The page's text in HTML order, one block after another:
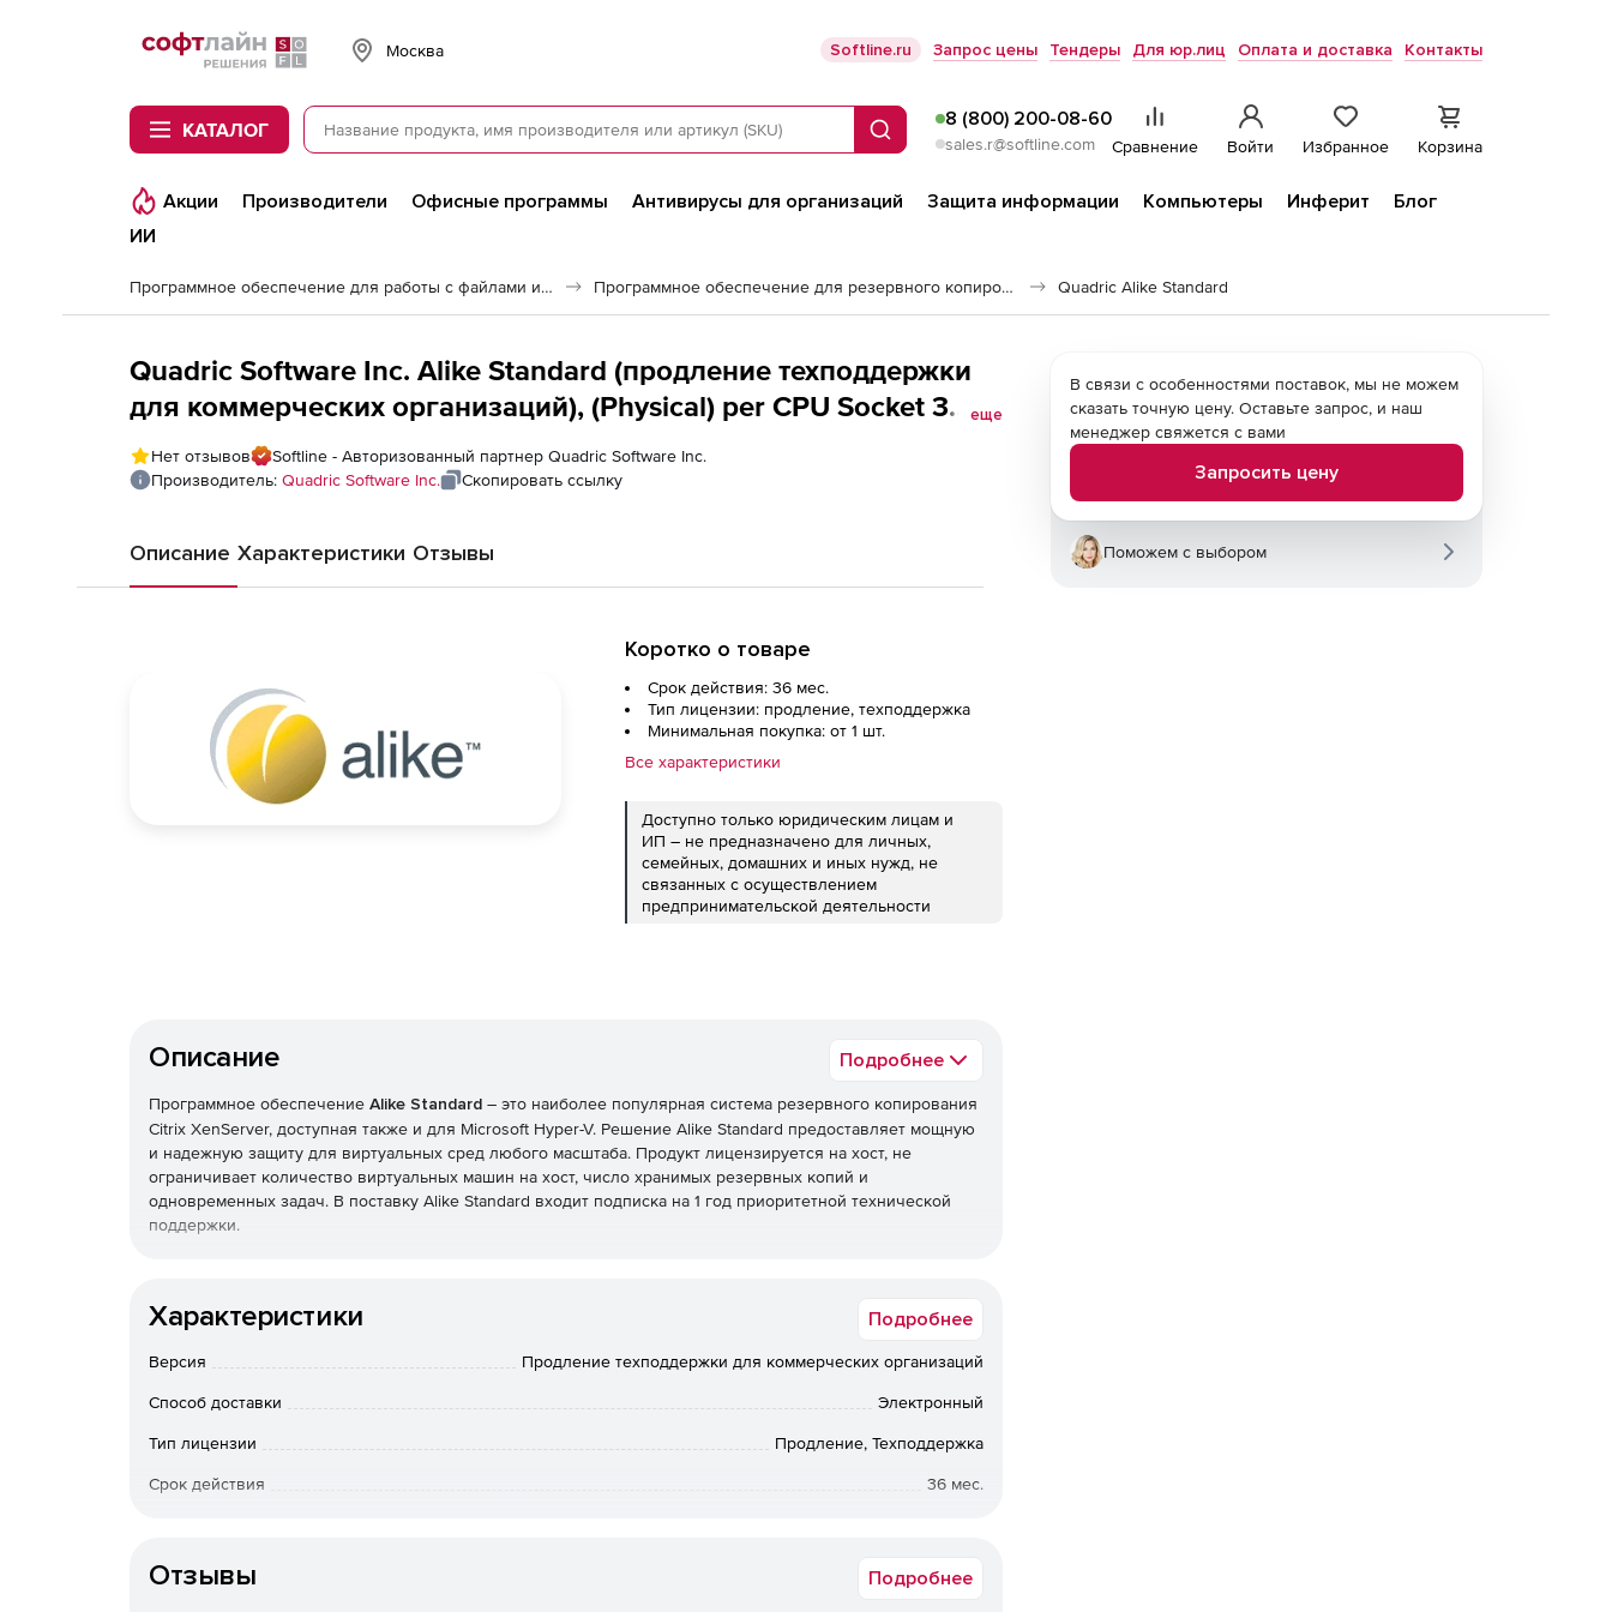
Softline
Москва Softline.ru Запрос цены Тендеры Для юр.лиц Оплата и доставка Контакты
КАТАЛОГ Поиск
8 (800) 200-08-60
sales.r@softline.com Сравнение Войти Избранное Корзина
Акции Производители Офисные программы Антивирусы для организаций Защита информации Компьютеры Инферит
Блог
ИИ
Программное обеспечение для работы с файлами и дисками Программное обеспечение для резервного копирования Quadric Alike Standard
Quadric Software Inc. Alike Standard (продление техподдержки
для коммерческих организаций), (Physical) per CPU Socket 3
Years Maintenance
еще
Нет отзывов
Softline - Авторизованный партнер Quadric Software Inc.
Производитель: Quadric Software Inc. Скопировать ссылку
Описание Характеристики Отзывы
Коротко о товаре
Срок действия: 36 мес.
Тип лицензии: продление, техподдержка
Минимальная покупка: от 1 шт.
Все характеристики
Доступно только юридическим лицам и
ИП – не предназначено для личных,
семейных, домашних и иных нужд, не
связанных с осуществлением
предпринимательской деятельности
Описание Подробнее
Программное обеспечение Alike Standard – это наиболее популярная система резервного копирования
Citrix XenServer, доступная также и для Microsoft Hyper-V. Решение Alike Standard предоставляет мощную
и надежную защиту для виртуальных сред любого масштаба. Продукт лицензируется на хост, не
ограничивает количество виртуальных машин на хост, число хранимых резервных копий и
одновременных задач. В поставку Alike Standard входит подписка на 1 год приоритетной технической
поддержки.
резервирование памяти и жесткого диска и т. д. Решения отличаются простотой в установке, настройке
(Citrix XenServer или Microsoft Hyper-V) и восстанавливать на другую.
Особенности Alike Standard:
Характеристики Подробнее
Версия Продление техподдержки для коммерческих организаций
Способ доставки Электронный
Тип лицензии Продление, Техподдержка
Срок действия 36 мес.
Отзывы Подробнее
В связи с особенностями поставок, мы не можем
сказать точную цену. Оставьте запрос, и наш
менеджер свяжется с вами
Запросить цену
Поможем с выбором